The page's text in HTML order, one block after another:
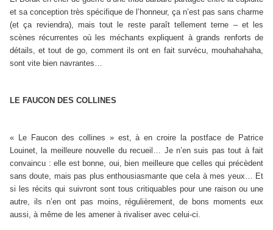
et sa conception très spécifique de l’honneur, ça n’est pas sans charme
(et ça reviendra), mais tout le reste paraît tellement terne – et les
scènes récurrentes où les méchants expliquent à grands renforts de
détails, et tout de go, comment ils ont en fait survécu, mouhahahaha,
sont vite bien navrantes…
LE FAUCON DES COLLINES
« Le Faucon des collines » est, à en croire la postface de Patrice
Louinet, la meilleure nouvelle du recueil… Je n’en suis pas tout à fait
convaincu : elle est bonne, oui, bien meilleure que celles qui précèdent
sans doute, mais pas plus enthousiasmante que cela à mes yeux… Et
si les récits qui suivront sont tous critiquables pour une raison ou une
autre, ils n’en ont pas moins, régulièrement, de bons moments eux
aussi, à même de les amener à rivaliser avec celui-ci.